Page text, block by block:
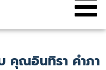
คุณอินทิรา คำภา